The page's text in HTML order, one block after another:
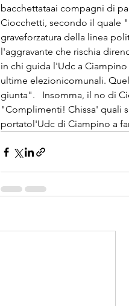
bacchettataai compagni di
Ciocchetti, secondo il quale
graveforzatura della linea
l'aggravante che rischia
in chi guida l'Udc a
ultime elezionicomunali.
giunta".   Insomma, il no di
"Complimenti! Chissa' quali
portatol'Udc di Ciampino a